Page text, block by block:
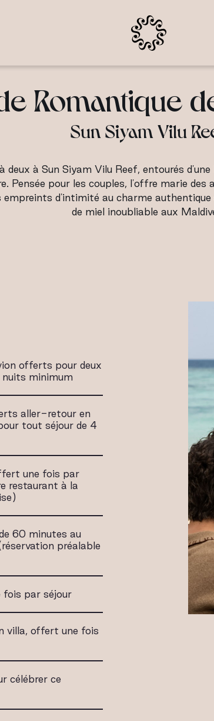
Romantique
Sun Siyam Vilu
deux à Sun Siyam Vilu Reef, entourés
Pensée pour les couples, l'offre marie
empreints d'intimité au charme
de miel inoubliable aux
offerts pour deux
minimum
aller-retour en
tout séjour de 4
une fois par
restaurant à la
60 minutes au
préalable
par séjour
villa, offert une fois
célébrer ce